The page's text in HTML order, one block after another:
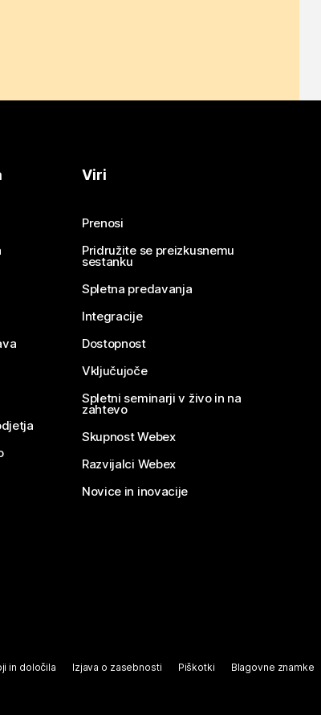
Viri
Prenosi
Pridružite se preizkusnemu
sestanku
Spletna predavanja
Integracije
Dostopnost
Vključujoče
Spletni seminarji v živo in na
zahtevo
Skupnost Webex
Razvijalci Webex
Novice in inovacije
in določila Izjava o zasebnosti Piškotki Blagovne znamke